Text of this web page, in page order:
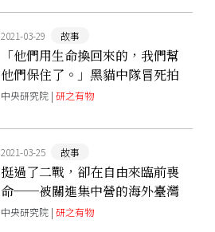
2021-03-29 故事
「他們用生命換回來的，我們幫
他們保住了。」黑貓中隊冒死拍
下的偵察照，20多年後完整大公
中央研究院 |研之有物
2021-03-25 故事
挺過了二戰，卻在自由來臨前喪
命──被關進集中營的海外臺灣
人
中央研究院 |研之有物